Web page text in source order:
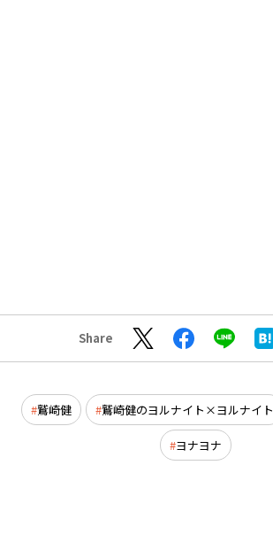
Share
鷲崎健 鷲崎健のヨルナイト×ヨルナイト
ヨナヨナ